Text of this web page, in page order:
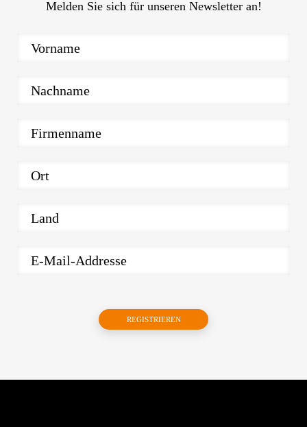
Melden Sie sich für unseren Newsletter an!